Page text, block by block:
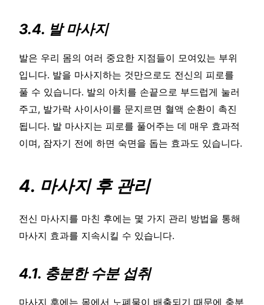
3.4. 발 마사지
발은 우리 몸의 여러 중요한 지점들이 모여있는 부위
입니다. 발을 마사지하는 것만으로도 전신의 피로를
풀 수 있습니다. 발의 아치를 손끝으로 부드럽게 눌러
주고, 발가락 사이사이를 문지르면 혈액 순환이 촉진
됩니다. 발 마사지는 피로를 풀어주는 데 매우 효과적
이며, 잠자기 전에 하면 숙면을 돕는 효과도 있습니다.
4. 마사지 후 관리
전신 마사지를 마친 후에는 몇 가지 관리 방법을 통해
마사지 효과를 지속시킬 수 있습니다.
4.1. 충분한 수분 섭취
마사지 후에는 몸에서 노폐물이 배출되기 때문에 충분